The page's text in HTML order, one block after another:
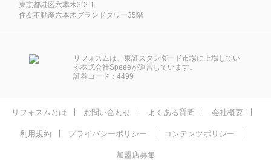
東京都港区六本木3-2-1
住友不動産六本木グランドタワー35階
リフォスムは、東証スタンダード市場に上場してい
る株式会社Speeeが運営しています。
証券コード：4499
リフォスムとは お問い合わせ よくある質問 会社概要
利用規約 プライバシーポリシー コンテンツポリシー
加盟店募集